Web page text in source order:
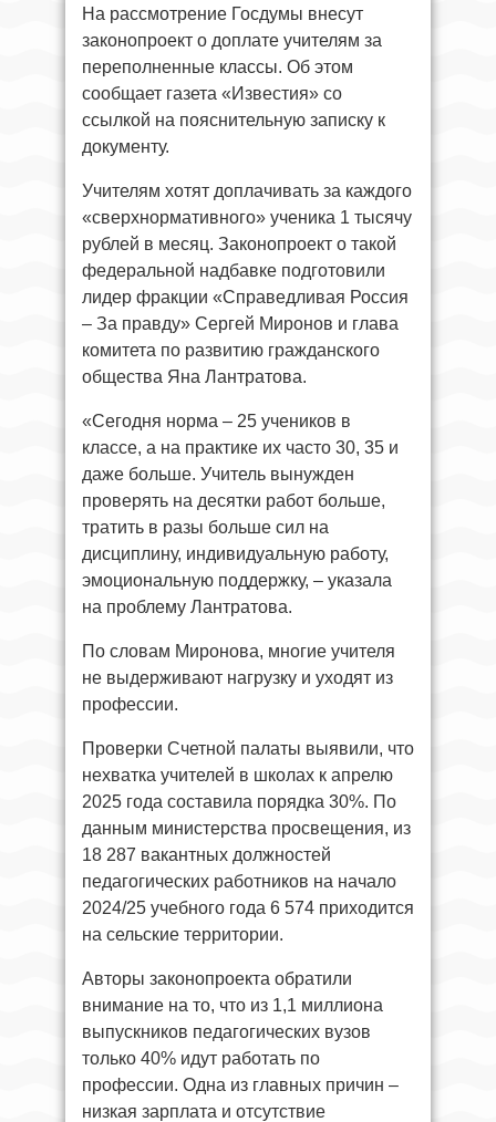
На рассмотрение Госдумы внесут
законопроект о доплате учителям за
переполненные классы. Об этом
сообщает газета «Известия» со
ссылкой на пояснительную записку к
документу.
Учителям хотят доплачивать за каждого
«сверхнормативного» ученика 1 тысячу
рублей в месяц. Законопроект о такой
федеральной надбавке подготовили
лидер фракции «Справедливая Россия
– За правду» Сергей Миронов и глава
комитета по развитию гражданского
общества Яна Лантратова.
«Сегодня норма – 25 учеников в
классе, а на практике их часто 30, 35 и
даже больше. Учитель вынужден
проверять на десятки работ больше,
тратить в разы больше сил на
дисциплину, индивидуальную работу,
эмоциональную поддержку, – указала
на проблему Лантратова.
По словам Миронова, многие учителя
не выдерживают нагрузку и уходят из
профессии.
Проверки Счетной палаты выявили, что
нехватка учителей в школах к апрелю
2025 года составила порядка 30%. По
данным министерства просвещения, из
18 287 вакантных должностей
педагогических работников на начало
2024/25 учебного года 6 574 приходится
на сельские территории.
Авторы законопроекта обратили
внимание на то, что из 1,1 миллиона
выпускников педагогических вузов
только 40% идут работать по
профессии. Одна из главных причин –
низкая зарплата и отсутствие